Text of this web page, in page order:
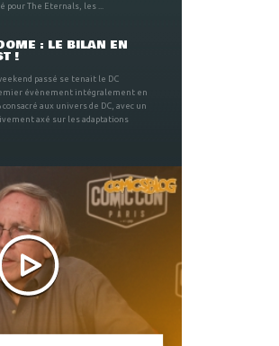
pour The Eternals, les ...
: LE BILAN EN
!
passé se tenait le DC
évènement intégralement en
consacré aux univers de DC, avec un
axé sur les adaptations